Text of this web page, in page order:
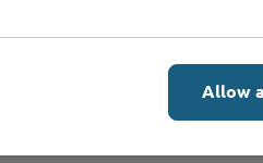
schriftlich über das
Workshop mit
für die
Allow